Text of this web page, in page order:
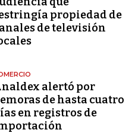
propiedad de
de televisión
alertó por
de hasta cuatro
en registros de